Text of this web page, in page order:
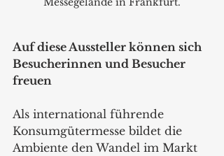
Auf diese Aussteller können sich
Besucherinnen und Besucher
freuen
Als international führende
Konsumgütermesse bildet die
Ambiente den Wandel im Markt